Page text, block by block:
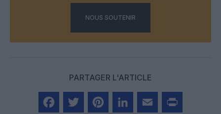
NOUS SOUTENIR
PARTAGER L'ARTICLE